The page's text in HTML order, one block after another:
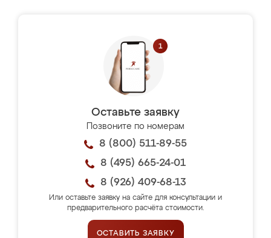
Оставьте заявку
Позвоните по номерам
8 (800) 511-89-55
8 (495) 665-24-01
8 (926) 409-68-13
Или оставьте заявку на сайте для консультации и
предварительного расчёта стоимости.
ОСТАВИТЬ ЗАЯВКУ